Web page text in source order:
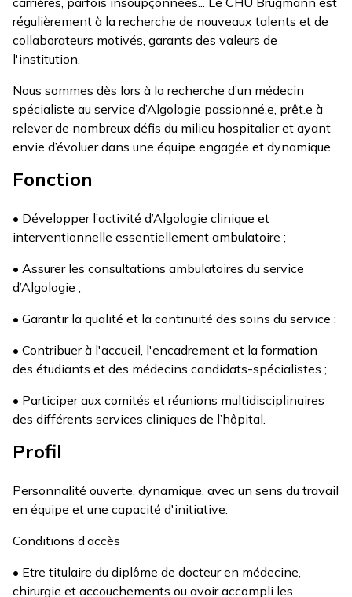
régulièrement à la recherche de nouveaux talents et de
collaborateurs motivés, garants des valeurs de
l'institution.
Nous sommes dès lors à la recherche d’un médecin
spécialiste au service d’Algologie passionné.e, prêt.e à
relever de nombreux défis du milieu hospitalier et ayant
envie d’évoluer dans une équipe engagée et dynamique.
Fonction
• Développer l’activité d’Algologie clinique et
interventionnelle essentiellement ambulatoire ;
• Assurer les consultations ambulatoires du service
d’Algologie ;
• Garantir la qualité et la continuité des soins du service ;
• Contribuer à l'accueil, l'encadrement et la formation
des étudiants et des médecins candidats-spécialistes ;
• Participer aux comités et réunions multidisciplinaires
des différents services cliniques de l’hôpital.
Profil
Personnalité ouverte, dynamique, avec un sens du travail
en équipe et une capacité d'initiative.
Conditions d’accès
• Etre titulaire du diplôme de docteur en médecine,
chirurgie et accouchements ou avoir accompli les